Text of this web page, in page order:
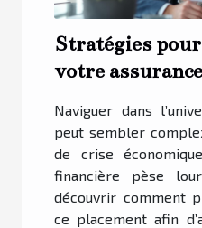
Stratégies
votre
Naviguer dans
peut sembler
de crise
financière pèse
découvrir comment
ce placement afin